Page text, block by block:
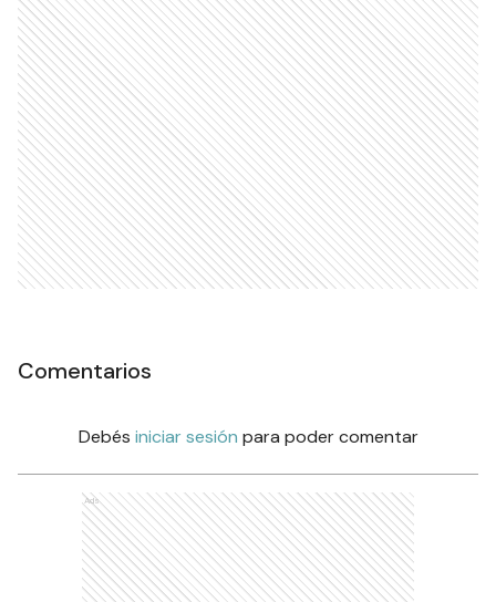
Comentarios
Debés iniciar sesión para poder comentar
Ads